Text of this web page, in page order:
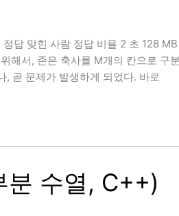
답 맞힌 사람 정답 비율 2 초 128
해서, 존은 축사를 M개의 칸으로 구
곧 문제가 발생하게 되었다. 바로
분 수열, C++)